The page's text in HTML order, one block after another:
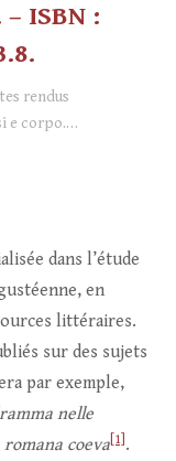
– ISBN :
rendus
e corpo.…
dans l’étude
en
littéraires.
sur des sujets
par exemple,
nelle
coeva [1] .